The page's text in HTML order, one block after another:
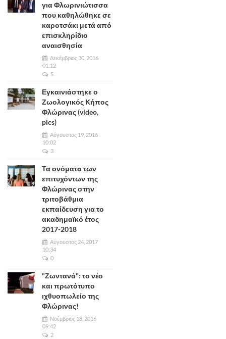
για Φλωρινιώτισσα
που καθηλώθηκε σε
καροτσάκι μετά από
επισκληρίδιο
αναισθησία
Δεκέμβριος 30, 2016
01:12
5
Εγκαινιάστηκε ο
Ζωολογικός Κήπος
Φλώρινας (video,
pics)
Αύγουστος 19, 2016
10:02
3
Τα ονόματα των
επιτυχόντων της
Φλώρινας στην
τριτοβάθμια
εκπαίδευση για το
ακαδημαϊκό έτος
2017-2018
Αύγουστος 24, 2017
10:34
0
"Ζωντανά": το νέο
και πρωτότυπο
ιχθυοπωλείο της
Φλώρινας!
Νοέμβριος 18, 2016
09:42
2